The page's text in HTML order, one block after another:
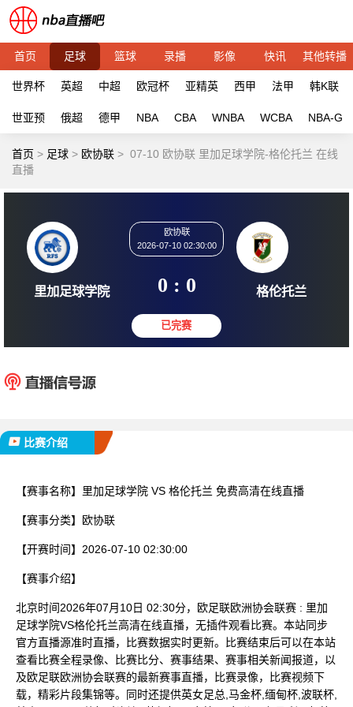
首页 足球 篮球 录播 影像 快讯 其他转播
世界杯 英超 中超 欧冠杯 亚精英 西甲 法甲 韩K联
世亚预 俄超 德甲 NBA CBA WNBA WCBA NBA-G
首页 > 足球 > 欧协联 > 07-10 欧协联 里加足球学院-格伦托兰 在线
直播
2026-07-10 02:30:00
0 : 0
比赛介绍
【赛事名称】 里加足球学院 VS 格伦托兰 免费高清在线直播
【赛事分类】 欧协联
【开赛时间】 2026-07-10 02:30:00
【赛事介绍】
北京时间2026年07月10日 02:30分，欧足联欧洲协会联赛 : 里加
足球学院VS格伦托兰高清在线直播，无插件观看比赛。本站同步
官方直播源准时直播，比赛数据实时更新。比赛结束后可以在本站
查看比赛全程录像、比赛比分、赛事结果、赛事相关新闻报道，以
及欧足联欧洲协会联赛的最新赛事直播，比赛录像，比赛视频下
载，精彩片段集锦等。同时还提供英女足总,马金杯,缅甸杯,波联杯,